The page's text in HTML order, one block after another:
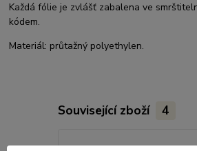
Každá fólie je zvlášť zabalena ve
kódem.
Materiál: průtažný polyethylen.
Související zboží 4